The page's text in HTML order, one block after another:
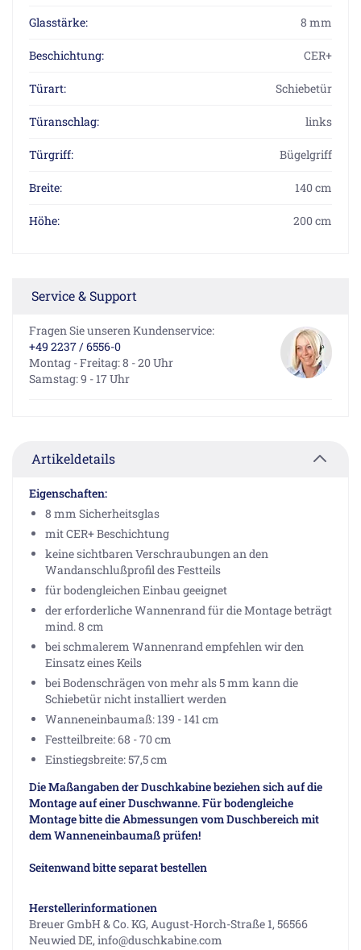
Glasstärke: 8 mm
Beschichtung: CER+
Türart: Schiebetür
Türanschlag: links
Türgriff: Bügelgriff
Breite: 140 cm
Höhe: 200 cm
Service & Support
Fragen Sie unseren Kundenservice:
+49 2237 / 6556-0
Montag - Freitag: 8 - 20 Uhr
Samstag: 9 - 17 Uhr
Artikeldetails
Eigenschaften:
8 mm Sicherheitsglas
mit CER+ Beschichtung
keine sichtbaren Verschraubungen an den
Wandanschlußprofil des Festteils
für bodengleichen Einbau geeignet
der erforderliche Wannenrand für die Montage beträgt
mind. 8 cm
bei schmalerem Wannenrand empfehlen wir den
Einsatz eines Keils
bei Bodenschrägen von mehr als 5 mm kann die
Schiebetür nicht installiert werden
Wanneneinbaumaß: 139 - 141 cm
Festteilbreite: 68 - 70 cm
Einstiegsbreite: 57,5 cm
Die Maßangaben der Duschkabine beziehen sich auf die
Montage auf einer Duschwanne. Für bodengleiche
Montage bitte die Abmessungen vom Duschbereich mit
dem Wanneneinbaumaß prüfen!
Seitenwand bitte separat bestellen
Herstellerinformationen
Breuer GmbH & Co. KG, August-Horch-Straße 1, 56566
Neuwied DE, info@duschkabine.com